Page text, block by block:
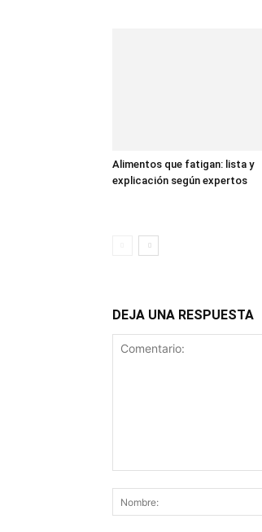
Alimentos que fatigan: lista y
explicación según expertos
DEJA UNA RESPUESTA